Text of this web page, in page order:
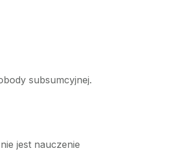
subsumcyjnej.
jest nauczenie